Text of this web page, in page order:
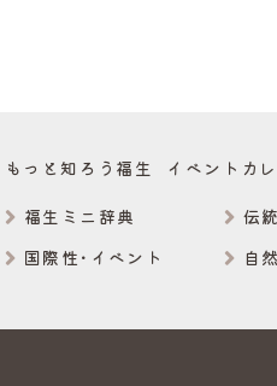
もっと知ろう福生
福生ミニ辞典
伝
国際性･イベント
自
イベントカ